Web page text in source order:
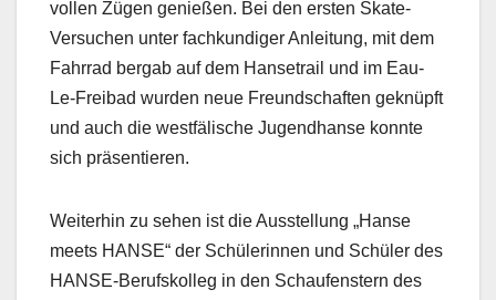
vollen Zügen genießen. Bei den ersten Skate-
Versuchen unter fachkundiger Anleitung, mit dem
Fahrrad bergab auf dem Hansetrail und im Eau-
Le-Freibad wurden neue Freundschaften geknüpft
und auch die westfälische Jugendhanse konnte
sich präsentieren.
Weiterhin zu sehen ist die Ausstellung „Hanse
meets HANSE“ der Schülerinnen und Schüler des
HANSE-Berufskolleg in den Schaufenstern des